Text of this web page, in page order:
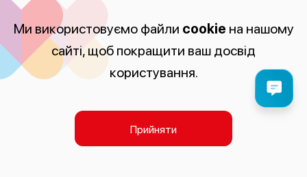
Ми використовуємо файли cookie на нашому
сайті, щоб покращити ваш досвід
користування.
Прийняти